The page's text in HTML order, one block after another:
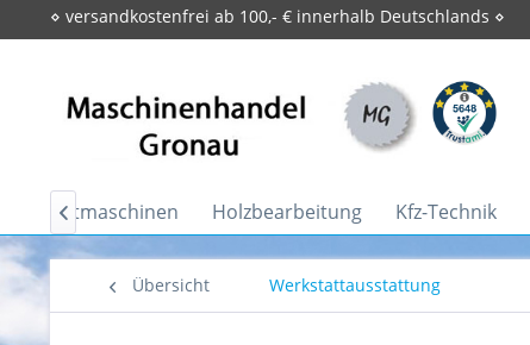
⋄ versandkostenfrei ab 100,- € innerhalb Deutschlands ⋄
Holzbearbeitung Kfz-Technik

Übersicht Werkstattausstattung